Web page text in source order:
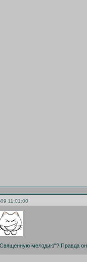
11:01:00
мелодию"? Правда